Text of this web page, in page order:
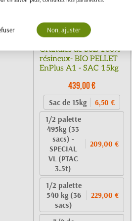
Granulés de bois 100%
résineux- BIO PELLET
EnPlus A1 - SAC 15kg
439,00 €
Sac de 15kg 6,50 €
1/2 palette
495kg (33
sacs) -
SPECIAL
VL (PTAC
3.5t)
209,00 €
1/2 palette
540 kg (36
sacs)
229,00 €
Non, ajuster